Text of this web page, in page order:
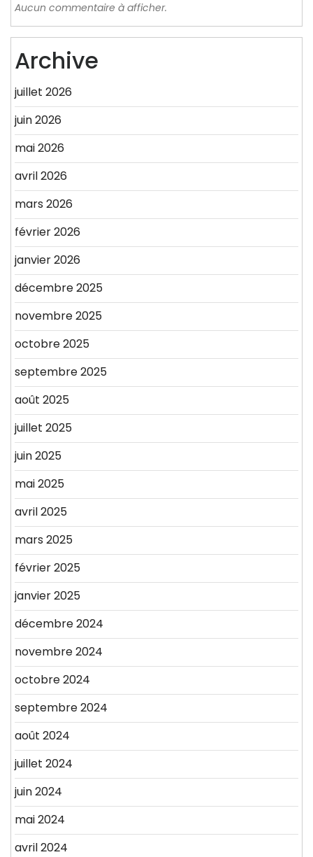
Aucun commentaire à afficher.
Archive
juillet 2026
juin 2026
mai 2026
avril 2026
mars 2026
février 2026
janvier 2026
décembre 2025
novembre 2025
octobre 2025
septembre 2025
août 2025
juillet 2025
juin 2025
mai 2025
avril 2025
mars 2025
février 2025
janvier 2025
décembre 2024
novembre 2024
octobre 2024
septembre 2024
août 2024
juillet 2024
juin 2024
mai 2024
avril 2024